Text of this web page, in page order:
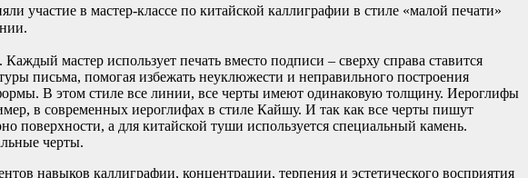
участие в мастер-классе по китайской каллиграфии в стиле «малой печати»
мастер использует печать вместо подписи – сверху справа ставится
письма, помогая избежать неуклюжести и неправильного построения
В этом стиле все линии, все черты имеют одинаковую толщину. Иероглифы
в современных иероглифах в стиле Кайшу. И так как все черты пишут
а для китайской туши используется специальный камень.
черты.
навыков каллиграфии, концентрации, терпения и эстетического восприятия